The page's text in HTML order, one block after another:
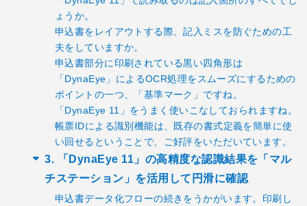
ょうか。
申込書をレイアウトする際、記入ミスを防ぐための工
夫をしていますか。
申込書部分に印刷されている黒い四角形は
「DynaEye」によるOCR処理をスムーズにするための
ポイントの一つ、「基準マーク」ですね。
「DynaEye 11」をうまく使いこなしておられますね。
帳票IDによる識別機能は、既存の書式定義を簡単に使
い回せるということで、ご好評をいただいています。
3. 「DynaEye 11」の高精度な認識結果を「マル
チステーション」を活用して円滑に確認
申込書データ化フローの続きをうかがいます。印刷し